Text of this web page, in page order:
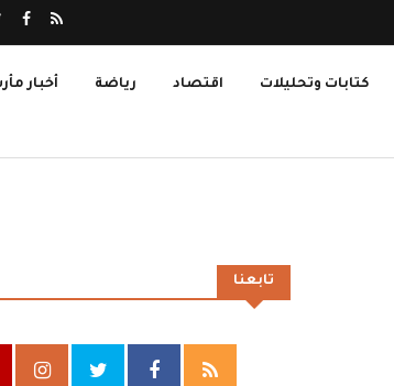
كتابات وتحليلات اقتصاد رياضة أخبار
تابعنا